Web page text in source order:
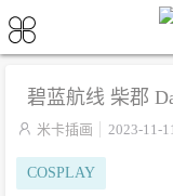
碧蓝航线 柴郡
 米卡插画 2023-11-
COSPLAY